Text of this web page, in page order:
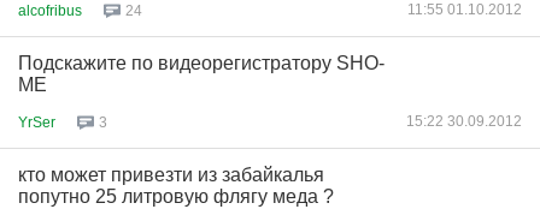
alcofribus 24 11:55 01.10.2012
Подскажите по видеорегистратору SHO-
ME
YrSer 3 15:22 30.09.2012
кто может привезти из забайкалья
попутно 25 литровую флягу меда ?